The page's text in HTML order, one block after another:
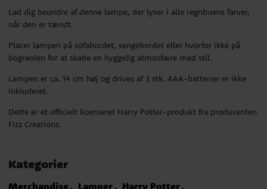
Lad dig beundre af denne lampe, der lyser i alle regnbuens farver,
når den er tændt.
Placer lampen på sofabordet, sengebordet eller hvorfor ikke på
bogreolen for at skabe en hyggelig atmosfære med stil.
Lampen er ca. 14 cm høj og drives af 3 stk. AAA-batterier er ikke
inkluderet.
Dette er et officielt licenseret Harry Potter-produkt fra producenten
Fizz Creations.
Kategorier
Merchandise Lamper
Harry Potter